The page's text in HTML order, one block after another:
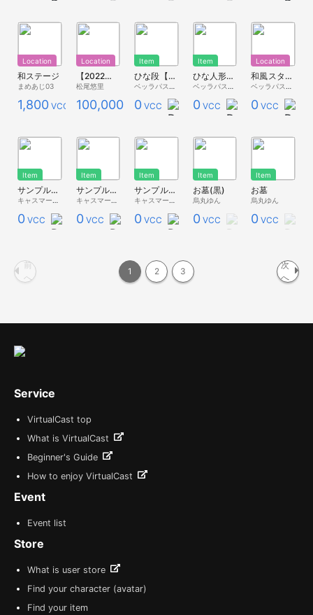
Location
和ステージ
まめあじ03
1,800 VCC
Location
【2022年3月分FANBOX】和風の部屋
松尾悠里
100,000 VCC
Item
ひな段【ベッラ家具】
0 VCC
Item
ひな人形【ベッラ家具】
0 VCC
Location
和風スタジオ【ベッラスタジオ】
0 VCC
Item
サンプルブースL「大正モダニズム」【秋キャス2023】
0 VCC
Item
サンプルブースM「大正モダニズム」【秋キャス2023】
0 VCC
Item
サンプルブースS「大正モダニズム」【秋キャス2023】
0 VCC
Item
お墓(黒)
烏丸ゆん
0 VCC
Item
お墓
烏丸ゆん
0 VCC
前
へ
1 2 3
次
へ
Service
VirtualCast top
What is VirtualCast
Beginner's Guide
How to enjoy VirtualCast
Event
Event list
Store
What is user store
Find your character (avatar)
Find your item